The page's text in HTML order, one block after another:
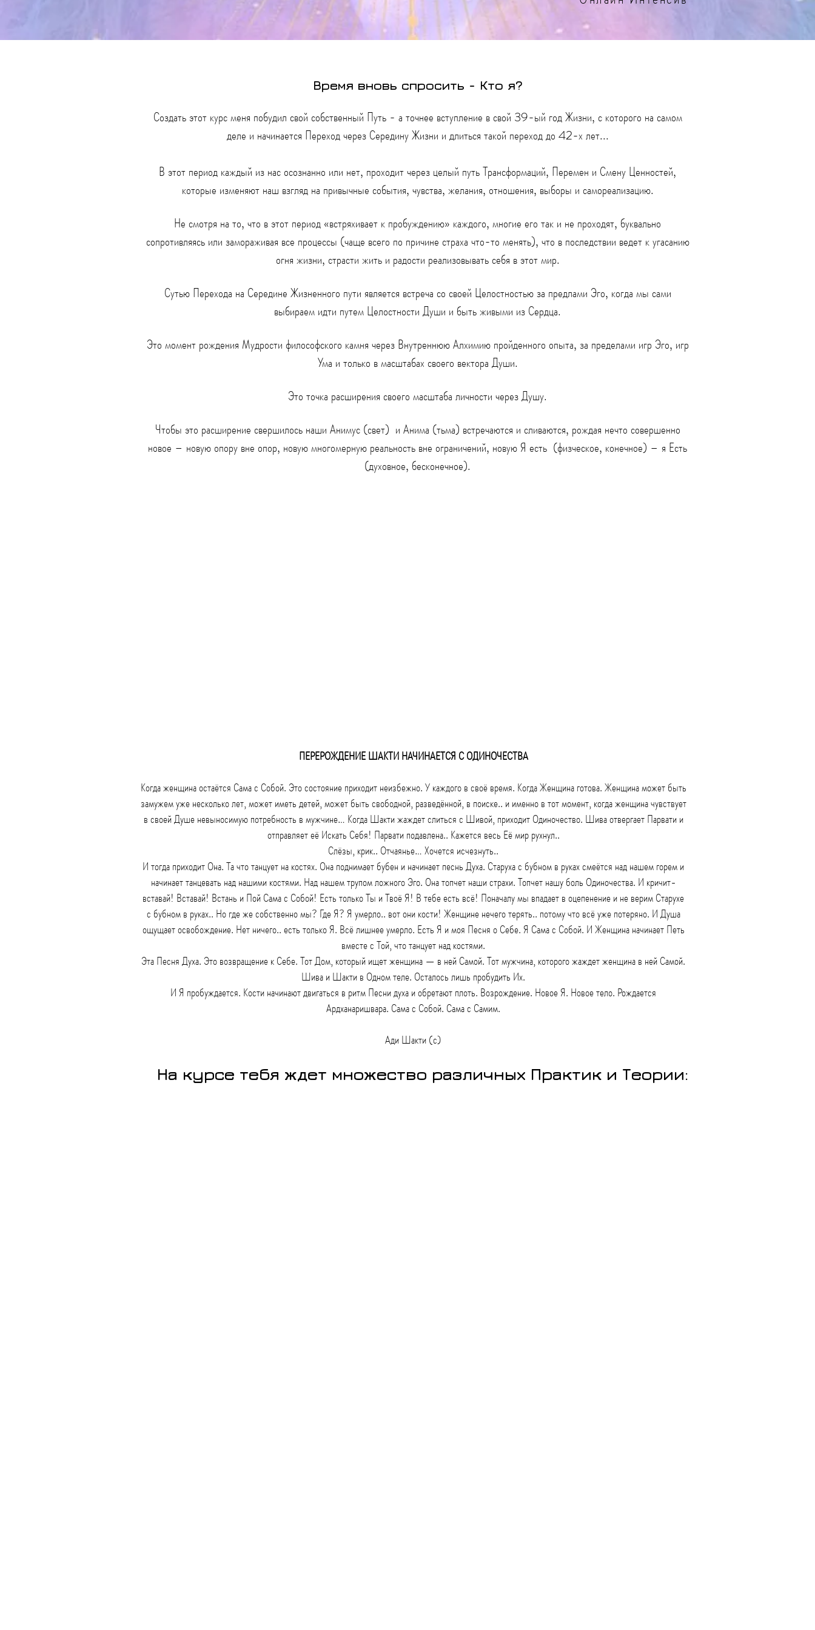
Время вновь спросить - Кто я?
Создать этот курс меня побудил свой собственный Путь - а точнее вступление в свой 39-ый год Жизни, с которого на самом
деле и начинается Переход через Середину Жизни и длиться такой переход до 42-х лет...
В этот период каждый из нас осознанно или нет, проходит через целый путь Трансформаций, Перемен и Смену Ценностей,
которые изменяют наш взгляд на привычные события, чувства, желания, отношения, выборы и самореализацию.
Не смотря на то, что в этот период «встряхивает к пробуждению» каждого, многие его так и не проходят, буквально
сопротивляясь или замораживая все процессы (чаще всего по причине страха что-то менять), что в последствии ведет к угасанию
огня жизни, страсти жить и радости реализовывать себя в этот мир.
Сутью Перехода на Середине Жизненного пути является встреча со своей Целостностью за предлами Эго, когда мы сами
выбираем идти путем Целостности Души и быть живыми из Сердца.
Это момент рождения Мудрости философского камня через Внутреннюю Алхимию пройденного опыта, за пределами игр Эго, игр
Ума и только в масштабах своего вектора Души.
Это точка расширения своего масштаба личности через Душу.
Чтобы это расширение свершилось наши Анимус (свет) и Анима (тьма) встречаются и сливаются, рождая нечто совершенно
новое – новую опору вне опор, новую многомерную реальность вне ограничений, новую Я есть (физческое, конечное) – я Есть
(духовное, бесконечное).
ПЕРЕРОЖДЕНИЕ ШАКТИ НАЧИНАЕТСЯ С ОДИНОЧЕСТВА
Когда женщина остаётся Сама с Собой. Это состояние приходит неизбежно. У каждого в своё время. Когда Женщина готова. Женщина может быть
замужем уже несколько лет, может иметь детей, может быть свободной, разведённой, в поиске.. и именно в тот момент, когда женщина чувствует
в своей Душе невыносимую потребность в мужчине… Когда Шакти жаждет слиться с Шивой, приходит Одиночество. Шива отвергает Парвати и
отправляет её Искать Себя! Парвати подавлена.. Кажется весь Её мир рухнул..
Слёзы, крик.. Отчаянье… Хочется исчезнуть..
И тогда приходит Она. Та что танцует на костях. Она поднимает бубен и начинает песнь Духа. Старуха с бубном в руках смеётся над нашем горем и
начинает танцевать над нашими костями. Над нашем трупом ложного Эго. Она топчет наши страхи. Топчет нашу боль Одиночества. И кричит-
вставай! Вставай! Встань и Пой Сама с Собой! Есть только Ты и Твоё Я! В тебе есть всё! Поначалу мы впадает в оцепенение и не верим Старухе
с бубном в руках.. Но где же собственно мы? Где Я? Я умерло.. вот они кости! Женщине нечего терять.. потому что всё уже потеряно. И Душа
ощущает освобождение. Нет ничего.. есть только Я. Всё лишнее умерло. Есть Я и моя Песня о Себе. Я Сама с Собой. И Женщина начинает Петь
вместе с Той, что танцует над костями.
Эта Песня Духа. Это возвращение к Себе. Тот Дом, который ищет женщина — в ней Самой. Тот мужчина, которого жаждет женщина в ней Самой.
Шива и Шакти в Одном теле. Осталось лишь пробудить Их.
И Я пробуждается. Кости начинают двигаться в ритм Песни духа и обретают плоть. Возрождение. Новое Я. Новое тело. Рождается
Ардханаришвара. Сама с Собой. Сама с Самим.
Ади Шакти (с)
На курсе тебя ждет множество различных Практик и Теории: